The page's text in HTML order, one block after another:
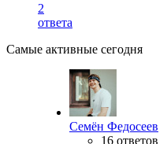
2
ответа
Самые активные сегодня
Семён Федосеев
16 ответов